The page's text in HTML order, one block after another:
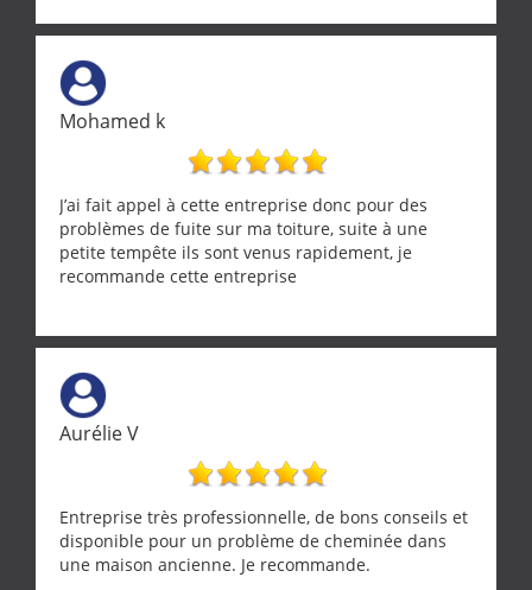
récupérateur d'eau, tout a été parfaitement mis en
œuvre sans besoin d'y revenir. confiance assurée.
Mohamed k
J’ai fait appel à cette entreprise donc pour des
problèmes de fuite sur ma toiture, suite à une
petite tempête ils sont venus rapidement, je
recommande cette entreprise
Aurélie V
Entreprise très professionnelle, de bons conseils et
disponible pour un problème de cheminée dans
une maison ancienne. Je recommande.